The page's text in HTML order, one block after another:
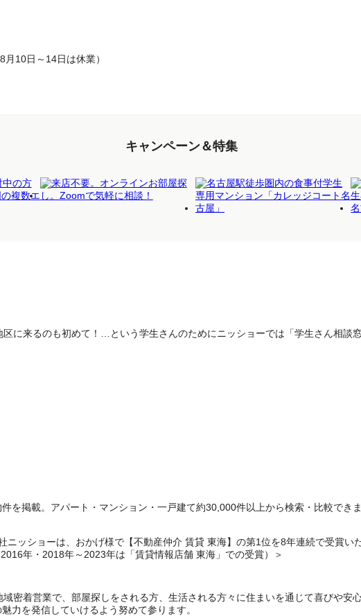
10日～14日は休業）
キャンペーン＆特集
に来るのも初めて！…という学生さんのためにニッショーでは「学生さん相談
を掲載。アパート・マンション・一戸建て約30,000件以上から検索・比較できま
ニッショーは、おかげ様で【不動産仲介 賃貸 東海】の第1位を8年連続で受賞
年・2018年～2023年は「賃貸情報店舗 東海」での受賞）＞
密着営業で、部屋探しをされる方、生活される方々に住まいを通じて喜びや安
力を発信していけるよう努めて参ります。